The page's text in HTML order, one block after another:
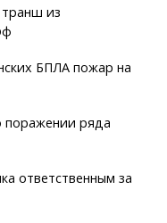
из
БПЛА пожар на
поражении ряда
ответственным за